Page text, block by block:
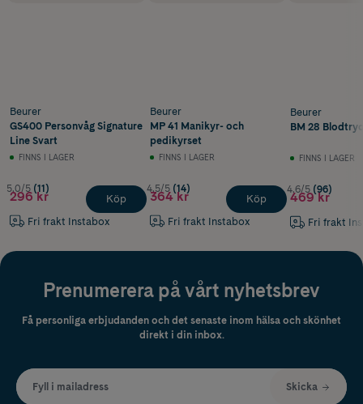
Beurer
GS400 Personvåg Signature
Line Svart
FINNS I LAGER
5.0/5 (11)
296 kr
Fri frakt Instabox
Köp
Beurer
MP 41 Manikyr- och
pedikyrset
FINNS I LAGER
4.5/5 (14)
364 kr
Fri frakt Instabox
Köp
Beurer
BM 28
FINNS I LAGER
4.6/5 (96)
469 kr
Fri frakt
Prenumerera på vårt nyhetsbrev
Få personliga erbjudanden och det senaste inom hälsa och skönhet
direkt i din inbox.
Fyll i mailadress Skicka